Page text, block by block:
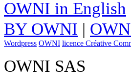
OWNI in English
BY OWNI |
Wordpress OWNI licence Créative
OWNI SAS